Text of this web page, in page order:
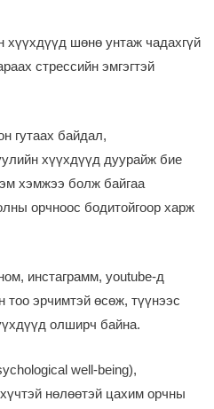
хүүхдүүд шөнө унтаж чадахгүй
стрессийн эмгэгтэй
гутаах байдал,
хүүхдүүд дуурайж бие
хэмжээ болж байгаа
орчноос бодитойгоор харж
инстаграмм, youtube-д
тоо эрчимтэй өсөж, түүнээс
олширч байна.
well-being),
нөлөөтэй цахим орчны